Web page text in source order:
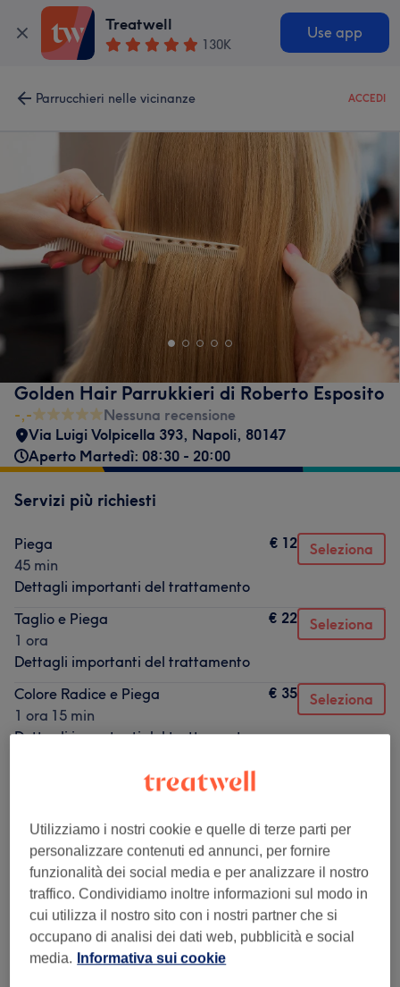
Treatwell
130K
Use app
Parrucchieri nelle vicinanze ACCEDI
Golden Hair Parrukkieri di Roberto Esposito
-,-
Nessuna recensione
Via Luigi Volpicella 393, Napoli, 80147
Aperto Martedì: 08:30 - 20:00
Servizi più richiesti
Piega
45 min
Dettagli importanti del trattamento
€ 12 Seleziona
Taglio e Piega
1 ora
Dettagli importanti del trattamento
€ 22 Seleziona
Colore Radice e Piega
1 ora 15 min
Dettagli importanti del trattamento
€ 35 Seleziona
Permanente
2 ore
Dettagli importanti del trattamento
€ 40 Seleziona
Sfoglia la lista dei servizi
Utilizziamo i nostri cookie e quelle di terze parti per
personalizzare contenuti ed annunci, per fornire
funzionalità dei social media e per analizzare il nostro
traffico. Condividiamo inoltre informazioni sul modo in
cui utilizza il nostro sito con i nostri partner che si
occupano di analisi dei dati web, pubblicità e social
media. Informativa sui cookie